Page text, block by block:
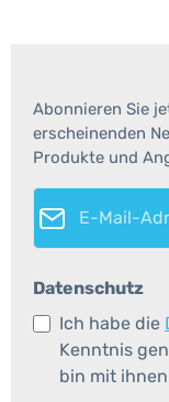
Abonnieren Sie
erscheinenden
Produkte und
E-Mail-Adresse*
Datenschutz
Ich habe die
Kenntnis
bin mit